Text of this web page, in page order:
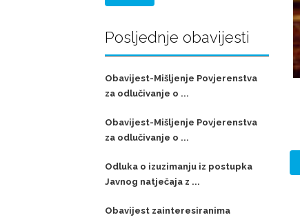
Posljednje obavijesti
Obavijest-Mišljenje Povjerenstva
za odlučivanje o ...
Obavijest-Mišljenje Povjerenstva
za odlučivanje o ...
Odluka o izuzimanju iz postupka
Javnog natječaja z ...
Obavijest zainteresiranima